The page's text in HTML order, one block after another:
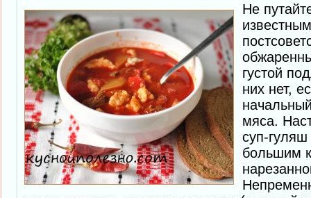
Не
густой
них нет,
мяса.
суп-
большим